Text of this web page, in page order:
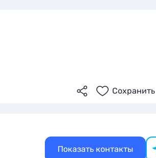
Сохранить
Показать контакты